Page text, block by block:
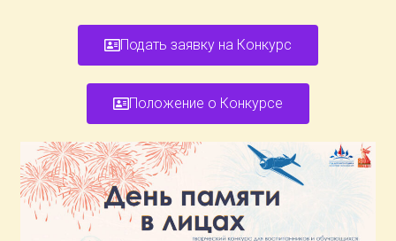
Подать заявку на Конкурс
Положение о Конкурсе